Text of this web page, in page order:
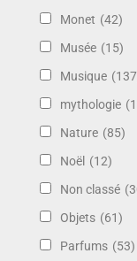
Monet (42)
Musée (15)
Musique
mythologie
Nature (85)
Noël (12)
Non classé
Objets (61)
Parfums (53)